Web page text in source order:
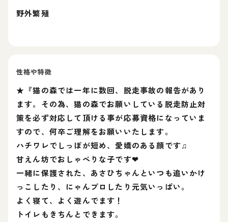
野外繁殖
性格や特徴
★『猫の森では一年に数回、脱走事故の報告があり
ます。その為、猫の森でお願いしている脱走防止対
策を必ず対応して頂ける事が応募資格になっていま
すので、何卒ご理解をお願いいたします。
ハチワレでしっぽが短め、愛嬌のある顔です♫
甘えん坊でおしゃべりな子です❤︎
一緒に保護された、あさひちゃんといつも追いかけ
っこしたり、にゃんプロしたり元気いっぱい。
よく寝て、よく遊んでます！
トイレもきちんとできます。